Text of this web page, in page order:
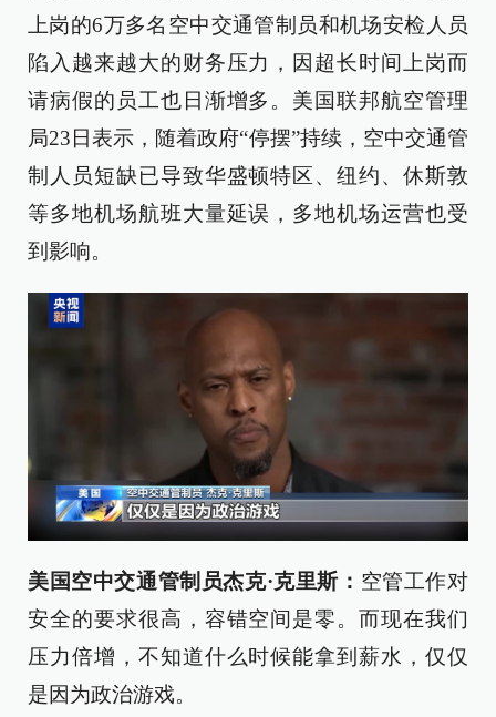
上岗的6万多名空中交通管制员和机场安检人员
陷入越来越大的财务压力，因超长时间上岗而
请病假的员工也日渐增多。美国联邦航空管理
局23日表示，随着政府“停摆”持续，空中交通管
制人员短缺已导致华盛顿特区、纽约、休斯敦
等多地机场航班大量延误，多地机场运营也受
到影响。
美国空中交通管制员杰克·克里斯： 空管工作对
安全的要求很高，容错空间是零。而现在我们
压力倍增，不知道什么时候能拿到薪水，仅仅
是因为政治游戏。